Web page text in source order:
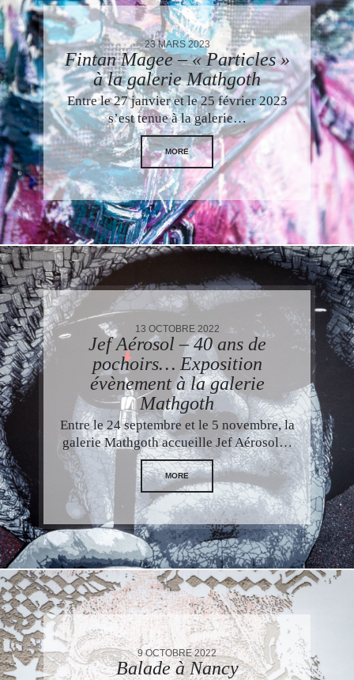
23 MARS 2023
Fintan Magee – « Particles »
à la galerie Mathgoth
Entre le 27 janvier et le 25 février 2023
s’est tenue à la galerie…
MORE
13 OCTOBRE 2022
Jef Aérosol – 40 ans de
pochoirs… Exposition
évènement à la galerie
Mathgoth
Entre le 24 septembre et le 5 novembre, la
galerie Mathgoth accueille Jef Aérosol…
MORE
9 OCTOBRE 2022
Balade à Nancy